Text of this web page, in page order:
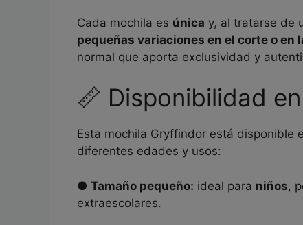
Cada mochila es única y, al tratarse de
pequeñas variaciones en el corte o en
normal que aporta exclusividad y
📏 Disponibilidad
Esta mochila Gryffindor está disponible
diferentes edades y usos:
● Tamaño pequeño: ideal para niños,
extraescolares.